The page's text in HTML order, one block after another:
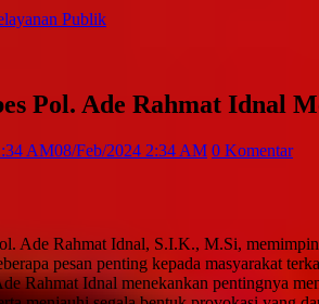
Publik
Pol. Ade Rahmat Idnal
AM08/Feb/2024 2:34 AM 0 Komentar
Ade Rahmat Idnal, S.I.K., M.Si,
pesan penting kepada masyarakat
Rahmat Idnal menekankan pentingnya